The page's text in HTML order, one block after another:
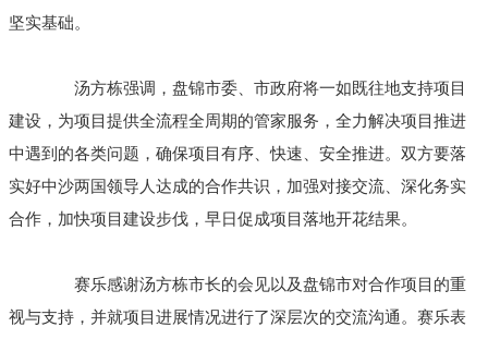
坚实基础。
汤方栋强调，盘锦市委、市政府将一如既往地支持项目
建设，为项目提供全流程全周期的管家服务，全力解决项目推进
中遇到的各类问题，确保项目有序、快速、安全推进。双方要落
实好中沙两国领导人达成的合作共识，加强对接交流、深化务实
合作，加快项目建设步伐，早日促成项目落地开花结果。
赛乐感谢汤方栋市长的会见以及盘锦市对合作项目的重
视与支持，并就项目进展情况进行了深层次的交流沟通。赛乐表